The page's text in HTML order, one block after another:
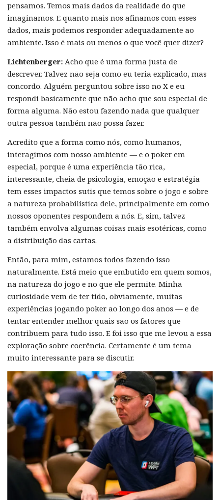
pensamos. Temos mais dados da realidade do que
imaginamos. E quanto mais nos afinamos com esses
dados, mais podemos responder adequadamente ao
ambiente. Isso é mais ou menos o que você quer dizer?
Lichtenberger: Acho que é uma forma justa de
descrever. Talvez não seja como eu teria explicado, mas
concordo. Alguém perguntou sobre isso no X e eu
respondi basicamente que não acho que sou especial de
forma alguma. Não estou fazendo nada que qualquer
outra pessoa também não possa fazer.
Acredito que a forma como nós, como humanos,
interagimos com nosso ambiente — e o poker em
especial, porque é uma experiência tão rica,
interessante, cheia de psicologia, emoção e estratégia —
tem esses impactos sutis que temos sobre o jogo e sobre
a natureza probabilística dele, principalmente em como
nossos oponentes respondem a nós. E, sim, talvez
também envolva algumas coisas mais esotéricas, como
a distribuição das cartas.
Então, para mim, estamos todos fazendo isso
naturalmente. Está meio que embutido em quem somos,
na natureza do jogo e no que ele permite. Minha
curiosidade vem de ter tido, obviamente, muitas
experiências jogando poker ao longo dos anos — e de
tentar entender melhor quais são os fatores que
contribuem para tudo isso. E foi isso que me levou a essa
exploração sobre coerência. Certamente é um tema
muito interessante para se discutir.